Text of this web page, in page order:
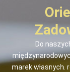
Do
marek